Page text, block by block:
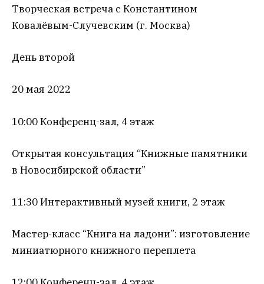
Творческая встреча с Константином
Ковалёвым-Случевским (г. Москва)
День второй
20 мая 2022
10:00 Конференц-зал, 4 этаж
Открытая консультация “Книжные памятники
в Новосибирской области”
11:30 Интерактивный музей книги, 2 этаж
Мастер-класс “Книга на ладони”: изготовление
миниатюрного книжного переплета